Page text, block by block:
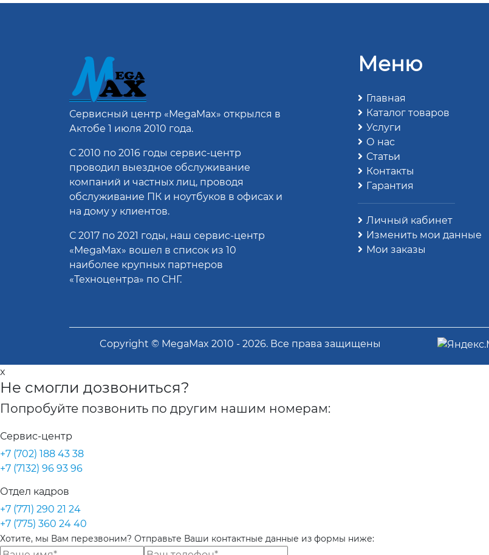
Сервисный центр «MegaMax» открылся в
Актобе 1 июля 2010 года.
С 2010 по 2016 годы сервис-центр
проводил выездное обслуживание
компаний и частных лиц, проводя
обслуживание ПК и ноутбуков в офисах и
на дому у клиентов.
С 2017 по 2021 годы, наш сервис-центр
«MegaMax» вошел в список из 10
наиболее крупных партнеров
«Техноцентра» по СНГ.
Меню
Главная
Каталог товаров
Услуги
О нас
Статьи
Контакты
Гарантия
Личный кабинет
Изменить мои данные
Мои заказы
Copyright © MegaMax 2010 - 2026. Все права защищены
x
Не смогли дозвониться?
Попробуйте позвонить по другим нашим номерам:
Сервис-центр
+7 (702) 188 43 38
+7 (7132) 96 93 96
Отдел кадров
+7 (771) 290 21 24
+7 (775) 360 24 40
Хотите, мы Вам перезвоним? Отправьте Ваши контактные данные из формы ниже: